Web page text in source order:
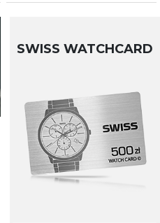
SWISS WATCHCARD